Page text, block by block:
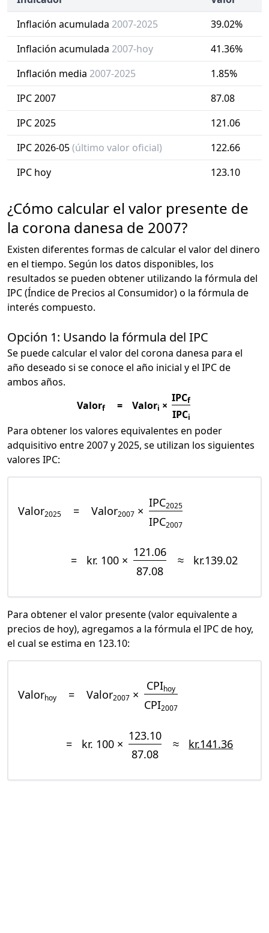
Inflación acumulada 2007-2025
39.02%
Inflación acumulada 2007-hoy
41.36%
Inflación media 2007-2025
1.85%
IPC 2007
87.08
IPC 2025
121.06
IPC 2026-05(último valor oficial)
122.66
IPC hoy
123.10
¿Cómo calcular el valor presente de
la corona danesa de 2007?
Existen diferentes formas de calcular el valor del dinero
en el tiempo. Según los datos disponibles, los
resultados se pueden obtener utilizando la fórmula del
IPC (Índice de Precios al Consumidor) o la fórmula de
interés compuesto.
Opción 1: Usando la fórmula del IPC
Se puede calcular el valor del corona danesa para el
año deseado si se conoce el año inicial y el IPC de
ambos años.
Valorf = Valori ×
IPCf
IPCi
Para obtener los valores equivalentes en poder
adquisitivo entre 2007 y 2025, se utilizan los siguientes
valores IPC:
Valor2025 = Valor2007 ×
IPC2025
IPC2007
= kr. 100 ×
121.06
87.08
≈ kr.139.02
Para obtener el valor presente (valor equivalente a
precios de hoy), agregamos a la fórmula el IPC de hoy,
el cual se estima en 123.10:
Valorhoy = Valor2007 ×
CPIhoy
CPI2007
= kr. 100 ×
123.10
87.08
≈ kr.141.36